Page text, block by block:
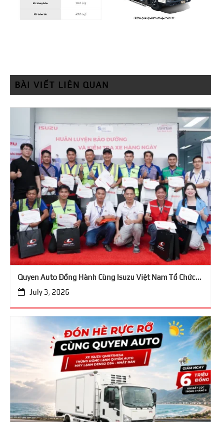
BÀI VIẾT LIÊN QUAN
Quyen Auto Đồng Hành Cùng Isuzu Việt Nam Tổ Chức...
July 3, 2026